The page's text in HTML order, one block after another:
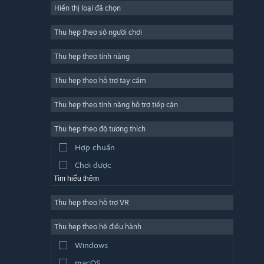
Trực tuyến nhiều người chơi
Indie
Đơn giản
Mô phỏng
Sản xuất video
Chỉnh sửa ảnh
Hiển thị loại đã chọn
Thu hẹp theo số người chơi
Thu hẹp theo tính năng
Thu hẹp theo hỗ trợ tay cầm
Thu hẹp theo tính năng hỗ trợ tiếp cận
Thu hẹp theo độ tương thích
Hợp chuẩn
Chơi được
Tìm hiểu thêm
Thu hẹp theo hỗ trợ VR
Thu hẹp theo hệ điều hành
Windows